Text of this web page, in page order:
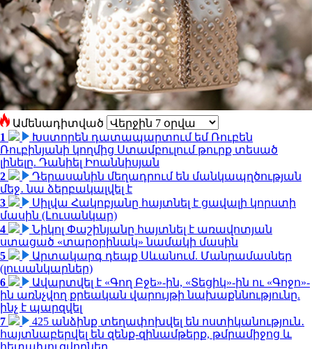
Ամենադիտված
1
Խստորեն դատապարտում եմ Ռուբեն
Ռուբինյանի կողմից Ստամբուլում թուրք տեսած
լինելը. Դանիել Իոաննիսյան
2
Դերասանին մեղադրում են մանկապղծության
մեջ․ նա ձերբակալվել է
3
Սիլվա Հակոբյանը հայտնել է ցավալի կորստի
մասին (Լուսանկար)
4
Նիկոլ Փաշինյանը հայտնել է առավոտյան
ստացած «տարօրինակ» նամակի մասին
5
Արտակարգ դեպք Սևանում. Մանրամասներ
(լուսանկարներ)
6
Ավարտվել է «Գող Բջե»-ին, «Տեցիկ»-ին ու «Գոջո»-
ին առնչվող քրեական վարույթի նախաքննությունը.
ինչ է պարզվել
7
425 անձինք տեղափոխվել են ոստիկանություն․
հայտնաբերվել են զենք-զինամթերք, թմրամիջոց և
հետախուզվողներ